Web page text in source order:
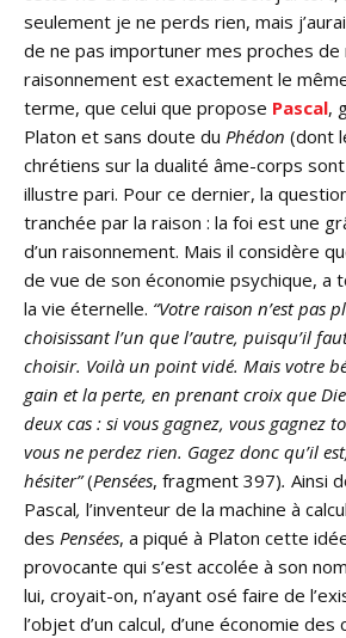
seulement je ne perds rien, mais
de ne pas importuner mes proches de
raisonnement est exactement le
terme, que celui que propose Pascal,
Platon et sans doute du Phédon (dont
chrétiens sur la dualité âme-corps
illustre pari. Pour ce dernier, la
tranchée par la raison : la foi est une
d’un raisonnement. Mais il considère
de vue de son économie psychique, a
la vie éternelle. “Votre raison n’est pas
choisissant l’un que l’autre, puisqu’il
choisir. Voilà un point vidé. Mais votre
gain et la perte, en prenant croix que
deux cas : si vous gagnez, vous gagnez
vous ne perdez rien. Gagez donc qu’il
hésiter”(Pensées, fragment 397). Ainsi
Pascal, l’inventeur de la machine à
des Pensées, a piqué à Platon cette
provocante qui s’est accolée à son
lui, croyait-on, n’ayant osé faire de
l’objet d’un calcul, d’une économie